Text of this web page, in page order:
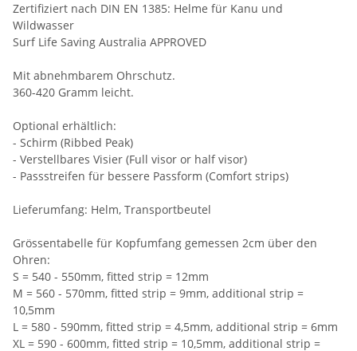
Zertifiziert nach DIN EN 1385: Helme für Kanu und
Wildwasser
Surf Life Saving Australia APPROVED
Mit abnehmbarem Ohrschutz.
360-420 Gramm leicht.
Optional erhältlich:
- Schirm (Ribbed Peak)
- Verstellbares Visier (Full visor or half visor)
- Passstreifen für bessere Passform (Comfort strips)
Lieferumfang: Helm, Transportbeutel
Grössentabelle für Kopfumfang gemessen 2cm über den
Ohren:
S = 540 - 550mm, fitted strip = 12mm
M = 560 - 570mm, fitted strip = 9mm, additional strip =
10,5mm
L = 580 - 590mm, fitted strip = 4,5mm, additional strip = 6mm
XL = 590 - 600mm, fitted strip = 10,5mm, additional strip =